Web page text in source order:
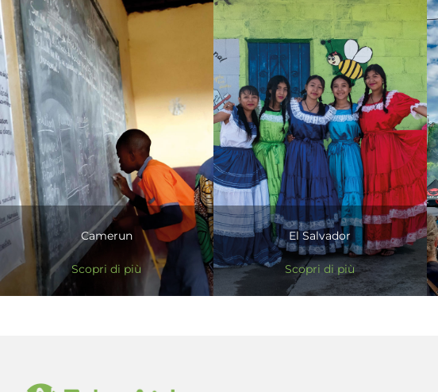
Camerun
Scopri di più
El Salvador
Scopri di più